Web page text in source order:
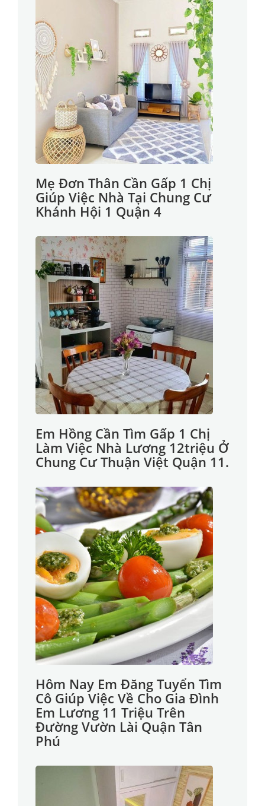
Mẹ Đơn Thân Cần Gấp 1 Chị
Giúp Việc Nhà Tại Chung Cư
Khánh Hội 1 Quận 4
Em Hồng Cần Tìm Gấp 1 Chị
Làm Việc Nhà Lương 12triệu Ở
Chung Cư Thuận Việt Quận 11.
Hôm Nay Em Đăng Tuyển Tìm
Cô Giúp Việc Về Cho Gia Đình
Em Lương 11 Triệu Trên
Đường Vườn Lài Quận Tân
Phú